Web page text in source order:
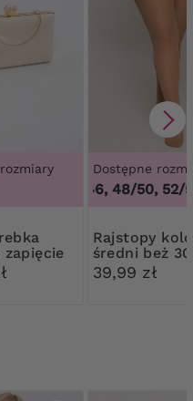
zapięcie
Dostępne
44/46, 48/50, 52/
Rajstopy kolor
średni beż
Ribessa
39,99 zł